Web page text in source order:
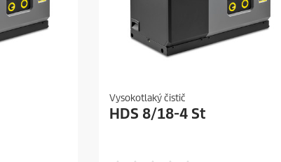
Vysokotlaký čistič
HDS 8/18-4 St